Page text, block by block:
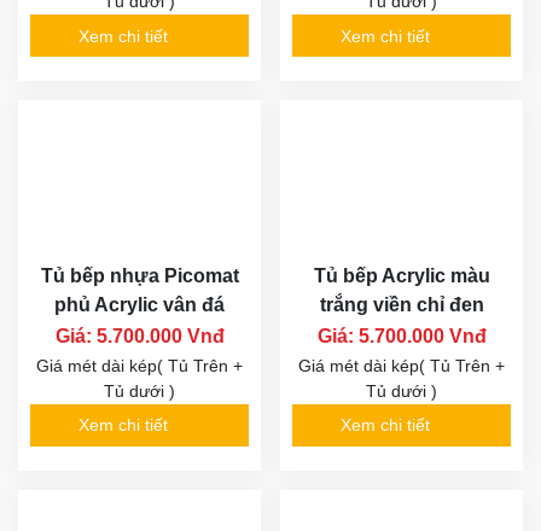
Xem chi tiết
Xem chi tiết
Tủ bếp nhựa Picomat
phủ Acrylic vân đá
Giá: 5.700.000 Vnđ
Giá mét dài kép( Tủ Trên +
Tủ dưới )
Xem chi tiết
Tủ bếp Acrylic màu
trắng viền chỉ đen
Giá: 5.700.000 Vnđ
Giá mét dài kép( Tủ Trên +
Tủ dưới )
Xem chi tiết